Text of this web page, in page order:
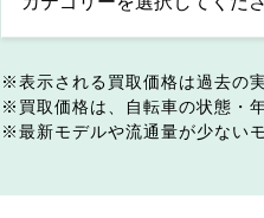
表示される買取価格は過去の
買取価格は、自転車の状態・
最新モデルや流通量が少ない